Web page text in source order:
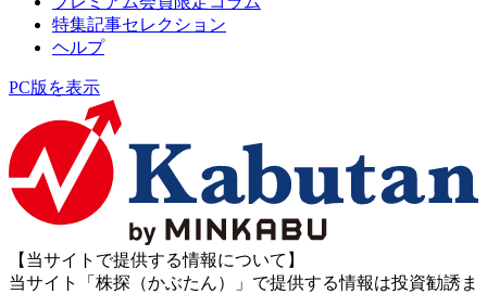
特集記事セレクション
ヘルプ
PC版を表示
【当サイトで提供する情報について】
当サイト「株探（かぶたん）」で提供する情報は投資勧誘ま